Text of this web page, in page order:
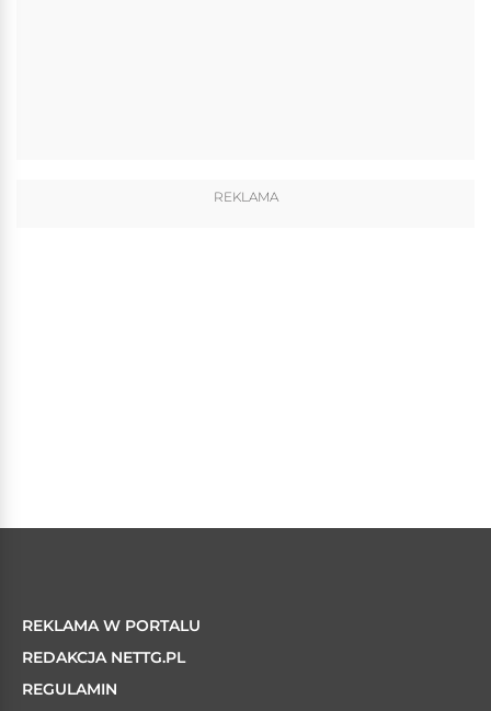
REKLAMA
REKLAMA W PORTALU
REDAKCJA NETTG.PL
REGULAMIN